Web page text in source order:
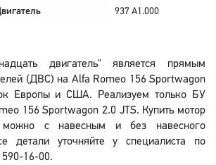
937 A1.000
двигатель" является прямым
(ДВС) на Alfa Romeo 156 Sportwagon
Европы и США. Реализуем только БУ
156 Sportwagon 2.0 JTS. Купить мотор
с навесным и без навесного
детали уточняйте у специалиста по
590-16-00.